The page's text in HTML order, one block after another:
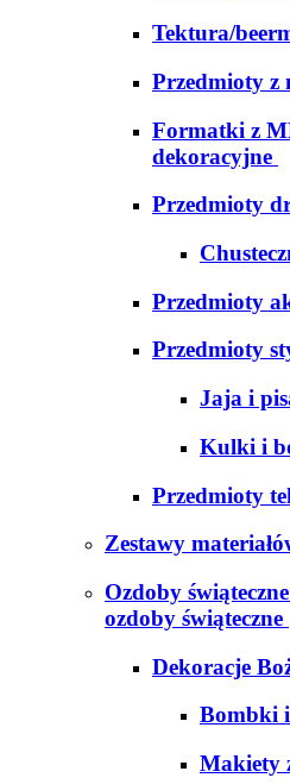
Tektura/
Przedmioty z
Formatki z
dekoracyjne
Przedmioty
Przedmioty
Przedmioty
Jaja i
Kulki i
Przedmioty
Zestawy
Ozdoby
ozdoby świąteczne
Dekoracje
Bombki
Makiety